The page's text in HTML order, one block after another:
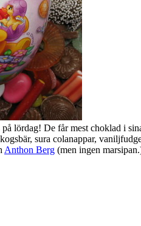
på lördag! De får mest choklad i
sura colanappar,
Anthon Berg (men ingen